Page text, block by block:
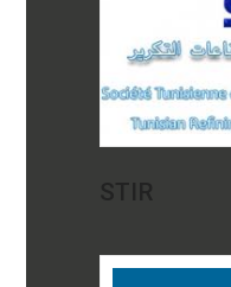
STIR